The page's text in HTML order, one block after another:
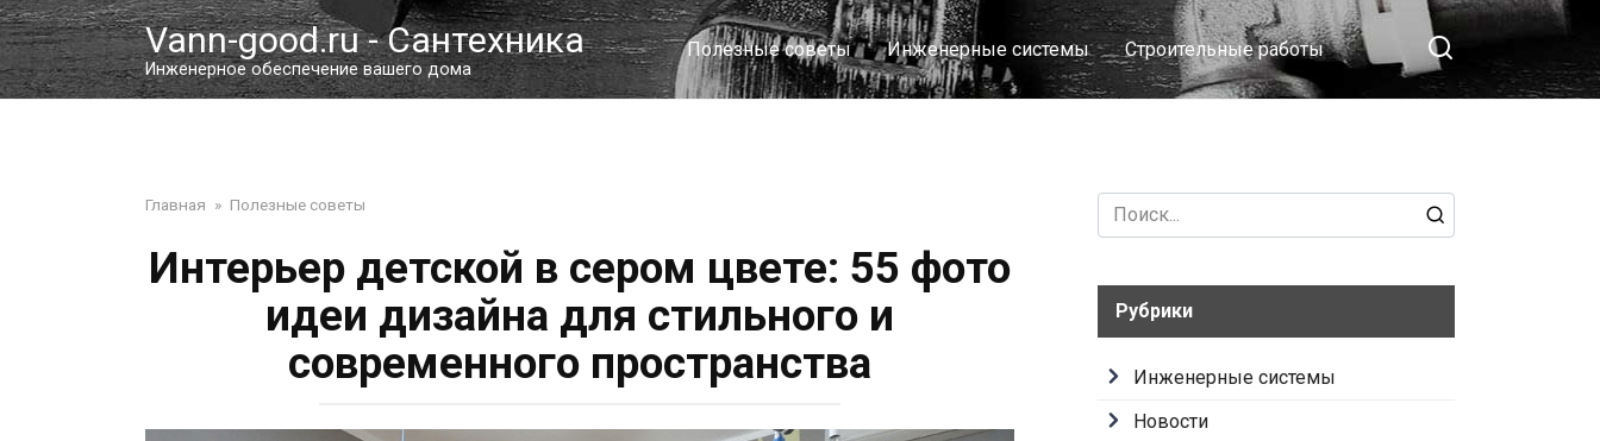
Перейти
к
контенту
Vann-good.ru - Сантехника
Инженерное обеспечение вашего дома
Полезные советы Инженерные системы Строительные работы
Главная » Полезные советы
Интерьер детской в сером цвете: 55 фото
идеи дизайна для стильного и
современного пространства
Search
for:
Рубрики
Инженерные системы
Новости